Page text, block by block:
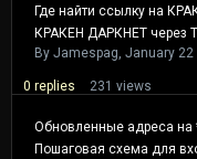
Где найти ссылку на
КРАКЕН ДАРКНЕТ через
By Jamespag January 22
0 replies 231 views
Обновленные адреса на
Пошаговая схема для